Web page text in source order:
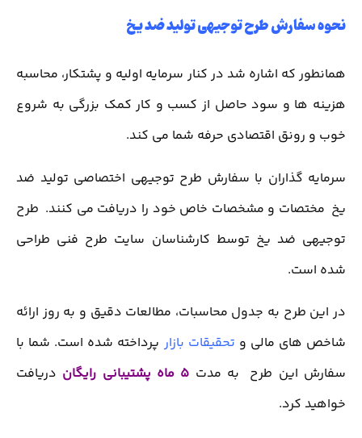
نحوه سفارش طرح توجیهی تولید ضد یخ
همانطور که اشاره شد در کنار سرمایه اولیه و پشتکار، محاسبه
هزینه ها و سود حاصل از کسب و کار کمک بزرگی به شروع
خوب و رونق اقتصادی حرفه شما می کند.
سرمایه گذاران با سفارش طرح توجیهی اختصاصی تولید ضد
یخ مختصات و مشخصات خاص خود را دریافت می کنند. طرح
توجیهی ضد یخ توسط کارشناسان سایت طرح فنی طراحی
شده است.
در این طرح به جدول محاسبات، مطالعات دقیق و به روز ارائه
شاخص های مالی و تحقیقات بازار پرداخته شده است. شما با
سفارش این طرح به مدت
دریافت
خواهید کرد.